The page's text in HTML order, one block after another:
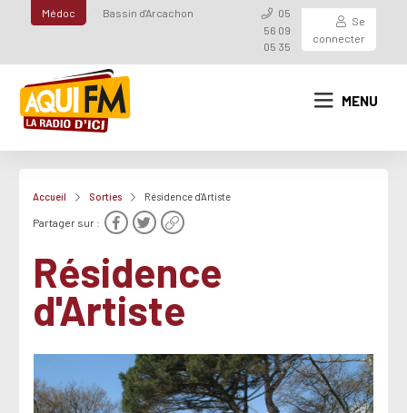
Médoc Bassin d'Arcachon
05
56 09
05 35
Se
connecter
MENU
Accueil Sorties Résidence d'Artiste
Partager sur :
Résidence
d'Artiste